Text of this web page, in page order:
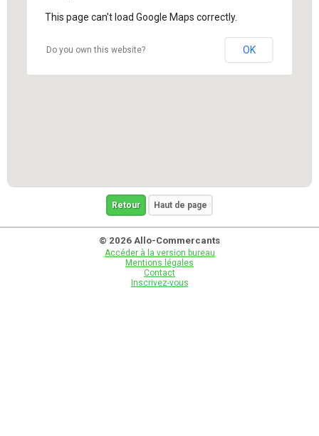
This page can't load Google Maps correctly.
Do you own this website? OK
Retour Haut de page
© 2026 Allo-Commercants
Accéder à la version bureau
Mentions légales
Contact
Inscrivez-vous